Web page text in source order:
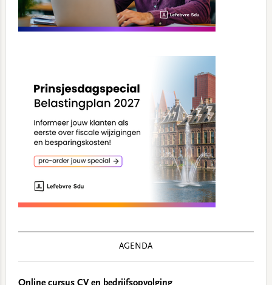
AGENDA